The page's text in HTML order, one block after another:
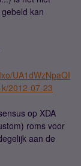
kan
UA1dWzNpaQI
2012-07-23
op XDA
roms voor
aan de